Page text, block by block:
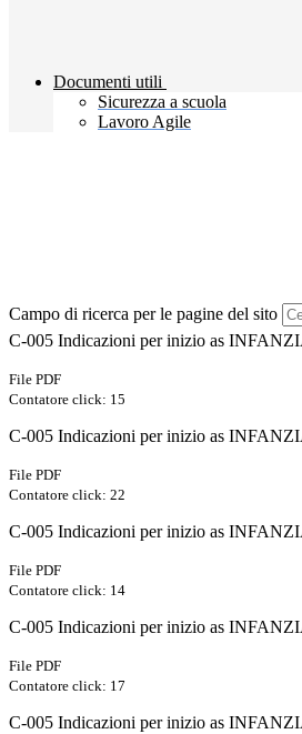
Documenti utili
Sicurezza a scuola
Lavoro Agile
Campo di ricerca per le pagine del sito
C-005 Indicazioni per inizio as
File PDF
Contatore click: 15
C-005 Indicazioni per inizio as
File PDF
Contatore click: 22
C-005 Indicazioni per inizio as
File PDF
Contatore click: 14
C-005 Indicazioni per inizio as
File PDF
Contatore click: 17
C-005 Indicazioni per inizio as